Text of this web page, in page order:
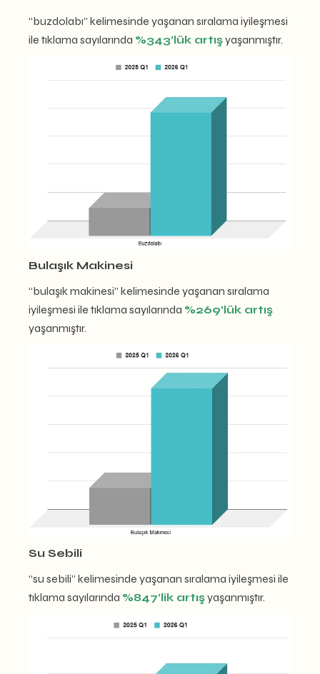
“buzdolabı” kelimesinde yaşanan sıralama iyileşmesi
ile tıklama sayılarında %343’lük artışyaşanmıştır.
Bulaşık Makinesi
“bulaşık makinesi” kelimesinde yaşanan sıralama
iyileşmesi ile tıklama sayılarında %269’lük artış
yaşanmıştır.
Su Sebili
“su sebili” kelimesinde yaşanan sıralama iyileşmesi ile
tıklama sayılarında %847’lik artışyaşanmıştır.